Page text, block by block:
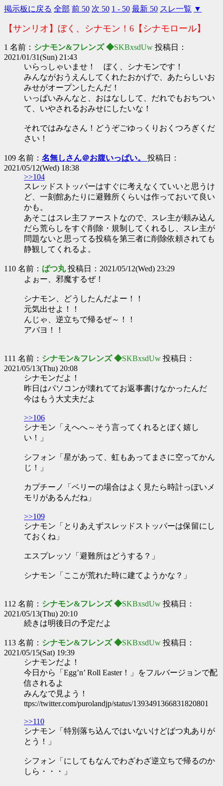
掲示板に戻る 全部 前 50 次 50 1 - 50 最新 50 スレ一覧 ▼
【サンリオ】ぼく、シナモン！6【シナモロール】
1 名前： シナモン&フレンズ ◆SKBxsdUw 投稿日：
2021/01/31(Sun) 21:43
いらっしゃいませ！ ぼく、シナモンです！
みんながおうえんしてくれたおかげで、あたらしいお
みせがオープンしたんだ！
いっぱいみんなと、おはなしして、だれでもおちつい
て、いやされるおみせにしたいな！
それではみなさん！どうぞごゆっくりおくつろぎくだ
さい！
109 名前： 名無しさん＠お腹いっぱい。 投稿日：
2021/05/12(Wed) 18:38
>>104
スレッドストッパーはすぐに考えなくていいと思うけ
ど、一刻館あたりに避難所くらいは作っておいて良い
かも。
あそこはスレ主ファーストなので、スレ主が頼み込ん
だら荒らしをすぐ削除・規制してくれるし、スレ主が
問題ないと思ってる投稿を第三者に削除依頼されても
静観してくれるよ。
110 名前： ばつ丸投稿日：2021/05/12(Wed) 23:29
よぉー、邪魔するぜ！
シナモン、どうしたんだよー！！
元気出せよ！！
んじゃ、逆立ちで帰るぜ～！！
アバヨ！！
111 名前： シナモン&フレンズ ◆SKBxsdUw 投稿日：
2021/05/13(Thu) 20:08
シナモンだよ！
昨日はパソコンが壊れててお返事書けなかったんだ
今はもう大丈夫だよ
>>106
シナモン「えへへ～そう言ってくれるとぼく嬉し
い！」
シフォン「星があって、虹もあってまさに空ってかん
じ！」
カプチーノ「ベリーの場合はよく見たら時計っぽいメ
モリがあるんだね」
>>109
シナモン「とりあえずスレッドストッパーは保留にし
ておくね」
エスプレッソ「避難所はどうする？」
シナモン「ここが荒れた時に建てようかな？」
112 名前： シナモン&フレンズ ◆SKBxsdUw 投稿日：
2021/05/13(Thu) 20:10
続きは明後日の予定だよ
113 名前： シナモン&フレンズ ◆SKBxsdUw 投稿日：
2021/05/15(Sat) 19:39
シナモンだよ！
今日から「Egg’n’ Roll Easter！」をフルバージョンで配
信されるよ
みんなで見よう！
ttps://twitter.com/purolandjp/status/1393491366831820801
>>110
シナモン「特別落ち込んではいないけどばつ丸ありが
とう！」
シフォン「にしてもなんでわざわざ逆立ちで帰るのか
しら・・・」